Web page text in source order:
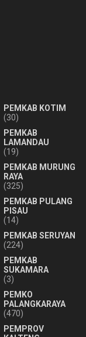
PEMKAB KOTIM
(30)
PEMKAB
LAMANDAU
(19)
PEMKAB MURUNG
RAYA
(325)
PEMKAB PULANG
PISAU
(14)
PEMKAB SERUYAN
(224)
PEMKAB
SUKAMARA
(3)
PEMKO
PALANGKARAYA
(470)
PEMPROV